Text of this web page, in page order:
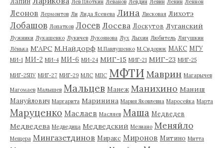
Лев Плоткин Леванов Левдин Левин Ленин Леннон
Леонов Лермонтов Ли Лида Ясенева Лина Лисковая Лихотэ
Лобашов Лопатков Лосев Лосева Лоскутов Луганский
Лужники Лукашенко Лукичев Лукоянова Лух Лыхин Любитель Лягушкин
Лёнька М'АРС М.Найдорф М.Павлушенко М.Сидорюк МАКС МГУ
МИ-1 МИ-2 МИ-4 МИ-6 МИ-24 МИГ-15 МИГ-21 МИГ-23 МИГ-25
МИГ-25ПУ МИГ-27 МИГ-29 МЛС МПС МФТИ Маврин Магарычев
Магомаев Малышев Мальцев Манеж Манихино Маниш
Мануйлович Маргарита Маринина Мария Яковлевна Маросейка Марта
Маруценко Маслаев Масляев Маша Медведев
Медведева Медведица Медведский Мезиано Меняйло
Мещера Мингазетдинов Миракс Миронов Митино Митта